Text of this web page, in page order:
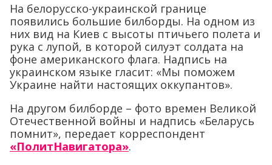
На белорусско-украинской границе
появились большие билборды. На одном из
них вид на Киев с высоты птичьего полета и
рука с лупой, в которой силуэт солдата на
фоне американского флага. Надпись на
украинском языке гласит: «Мы поможем
Украине найти настоящих оккупантов».
На другом билборде – фото времен Великой
Отечественной войны и надпись «Беларусь
помнит», передает корреспондент
«ПолитНавигатора».